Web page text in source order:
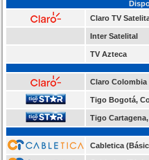
Claro TV
Inter Satelital
TV Azteca
Claro Colombia
Tigo Bogotá,
Tigo
Cabletica